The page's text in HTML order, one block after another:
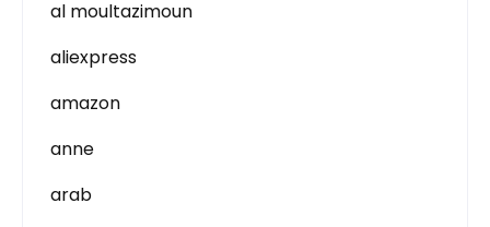
al moultazimoun
aliexpress
amazon
anne
arab